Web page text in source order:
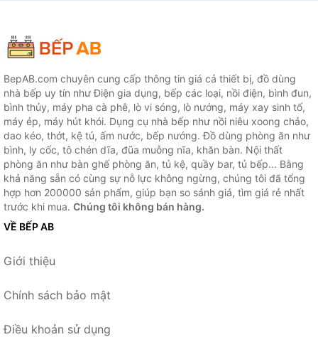
BepAB.com chuyên cung cấp thông tin giá cả thiết bị, đồ dùng
nhà bếp uy tín như Điện gia dụng, bếp các loại, nồi điện, bình đun,
bình thủy, máy pha cà phê, lò vi sóng, lò nướng, máy xay sinh tố,
máy ép, máy hút khói. Dụng cụ nhà bếp như nồi niêu xoong chảo,
dao kéo, thớt, kệ tủ, ấm nước, bếp nướng. Đồ dùng phòng ăn như
bình, ly cốc, tô chén dĩa, đũa muỗng nĩa, khăn bàn. Nội thất
phòng ăn như bàn ghế phòng ăn, tủ kệ, quầy bar, tủ bếp... Bằng
khả năng sẵn có cùng sự nỗ lực không ngừng, chúng tôi đã tổng
hợp hơn 200000 sản phẩm, giúp bạn so sánh giá, tìm giá rẻ nhất
trước khi mua. Chúng tôi không bán hàng.
VỀ BẾP AB
Giới thiệu
Chính sách bảo mật
Điều khoản sử dụng